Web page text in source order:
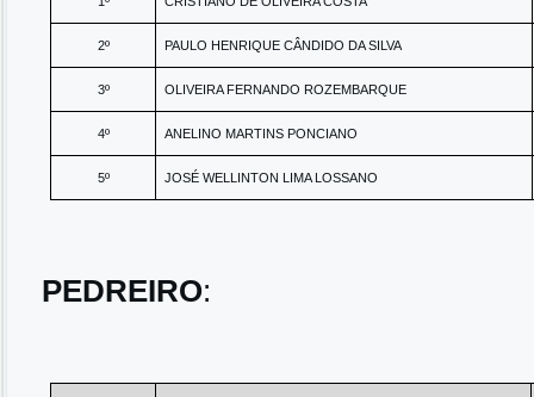
2º PAULO HENRIQUE CÂNDIDO DA SILVA
3º OLIVEIRA FERNANDO ROZEMBARQUE
4º ANELINO MARTINS PONCIANO
5º JOSÉ WELLINTON LIMA LOSSANO
PEDREIRO: